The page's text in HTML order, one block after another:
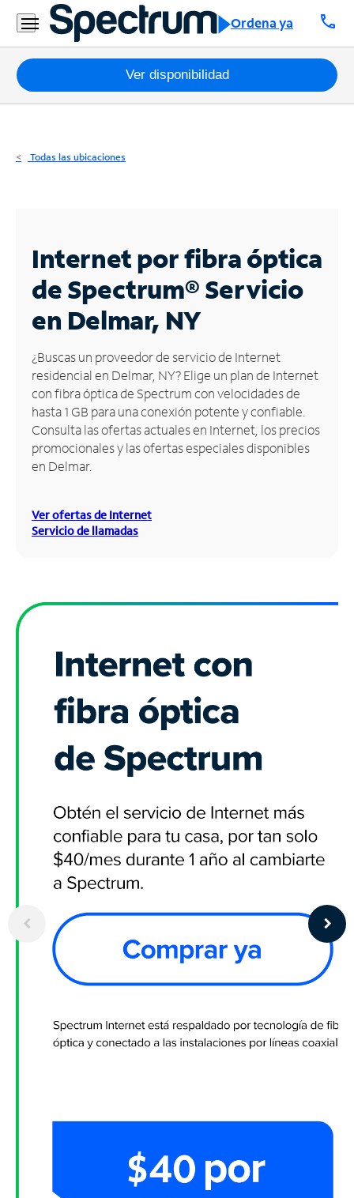
Ordena ya call
Residencial
Business
Paquetes
Internet
Business
Contáctanos
Inglés
Administrar
cuenta
Encuentra
una
tienda
Ver disponibilidad
Todas las ubicaciones
Internet por fibra óptica
de Spectrum®Servicio
en Delmar, NY
¿Buscas un proveedor de servicio de Internet
residencial en Delmar, NY? Elige un plan de Internet
con fibra óptica de Spectrum con velocidades de
hasta 1 GB para una conexión potente y confiable.
Consulta las ofertas actuales en Internet, los precios
promocionales y las ofertas especiales disponibles
en Delmar.
Ver ofertas de Internet
Servicio de llamadas